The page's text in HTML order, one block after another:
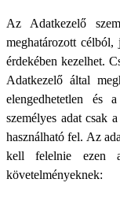
Az Adatkezelő
meghatározott célból,
érdekében kezelhet.
Adatkezelő által
elengedhetetlen és
személyes adat csak
használható fel. Az
kell felelnie ezen
követelményeknek: